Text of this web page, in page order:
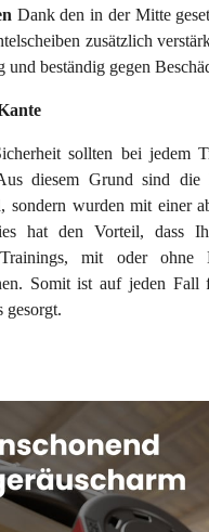
Dank den in der Mitte
zusätzlich
und beständig gegen
sollten bei jedem
diesem Grund sind die
sondern wurden mit einer
hat den Vorteil, dass
mit oder ohne
Somit ist auf jeden Fall
gesorgt.